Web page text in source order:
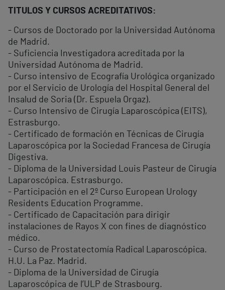
TITULOS Y CURSOS ACREDITATIVOS:
- Cursos de Doctorado por la Universidad Autónoma
de Madrid.
- Suficiencia Investigadora acreditada por la
Universidad Autónoma de Madrid.
- Curso intensivo de Ecografía Urológica organizado
por el Servicio de Urología del Hospital General del
Insalud de Soria (Dr. Espuela Orgaz).
- Curso Intensivo de Cirugía Laparoscópica (EITS),
Estrasburgo.
- Certificado de formación en Técnicas de Cirugía
Laparoscópica por la Sociedad Francesa de Cirugía
Digestiva.
- Diploma de la Universidad Louis Pasteur de Cirugía
Laparoscópica. Estrasburgo.
- Participación en el 2º Curso European Urology
Residents Education Programme.
- Certificado de Capacitación para dirigir
instalaciones de Rayos X con fines de diagnóstico
médico.
- Curso de Prostatectomía Radical Laparoscópica.
H.U. La Paz. Madrid.
- Diploma de la Universidad de Cirugía
Laparoscópica de l’ULP de Strasbourg.